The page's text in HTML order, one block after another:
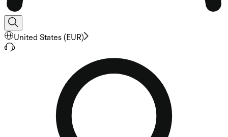
United States (EUR)